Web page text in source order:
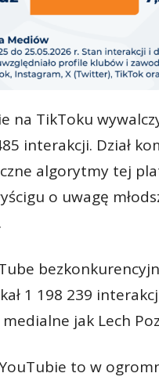
na TikToku
interakcji. Dział
algorytmy tej
o uwagę
1 198 239
jak Lech
to w